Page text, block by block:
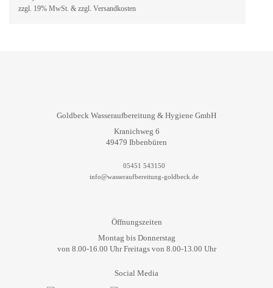
zzgl. 19% MwSt. & zzgl. Versandkosten
Goldbeck Wasseraufbereitung & Hygiene GmbH
Kranichweg 6
49479 Ibbenbüren
05451 543150
info@wasseraufbereitung-goldbeck.de
Öffnungszeiten
Montag bis Donnerstag
von 8.00-16.00 Uhr Freitags von 8.00-13.00 Uhr
Social Media